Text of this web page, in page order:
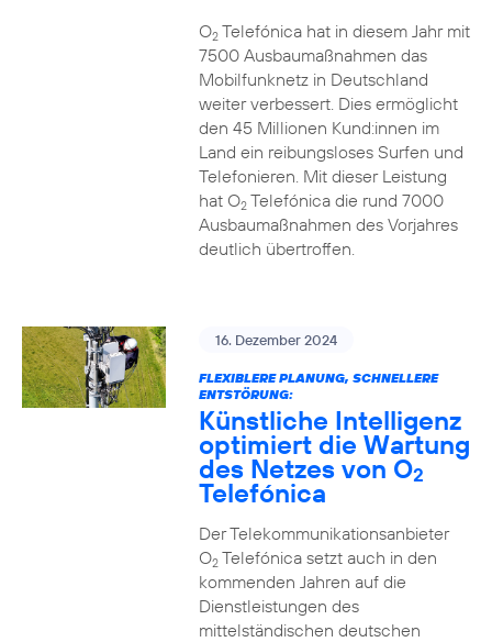
O2Telefónica hat in diesem Jahr mit
7500 Ausbaumaßnahmen das
Mobilfunknetz in Deutschland
weiter verbessert. Dies ermöglicht
den 45 Millionen Kund:innen im
Land ein reibungsloses Surfen und
Telefonieren. Mit dieser Leistung
hat O2Telefónica die rund 7000
Ausbaumaßnahmen des Vorjahres
deutlich übertroffen.
16. Dezember 2024
FLEXIBLERE PLANUNG, SCHNELLERE
ENTSTÖRUNG:
Künstliche Intelligenz
optimiert die Wartung
des Netzes von O2
Telefónica
Der Telekommunikationsanbieter
O2Telefónica setzt auch in den
kommenden Jahren auf die
Dienstleistungen des
mittelständischen deutschen